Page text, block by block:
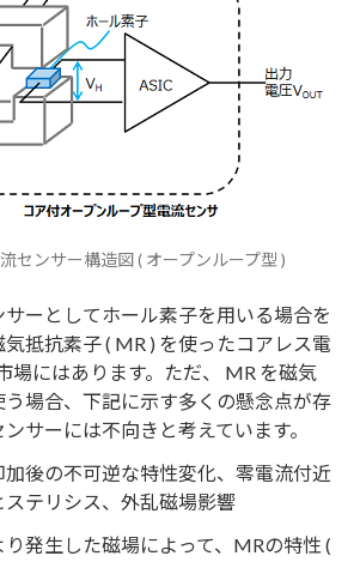
センサー構造図 ( オープンループ型 )
サーとしてホール素子を用いる場合を
抵抗素子 ( MR ) を使ったコアレス電
場にはあります。ただ、 MR を磁気
場合、下記に示す多くの懸念点が存
サーには不向きと考えています。
後の不可逆な特性変化、零電流付近
テリシス、外乱磁場影響
発生した磁場によって、MRの特性 (